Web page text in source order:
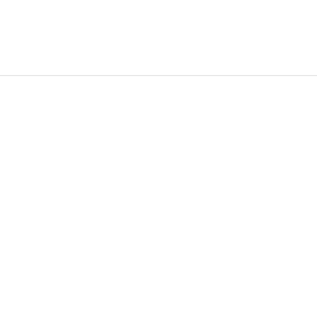
mobile - À équiper d'un support